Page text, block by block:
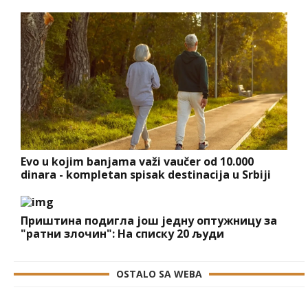
Evo u kojim banjama važi vaučer od 10.000
dinara - kompletan spisak destinacija u Srbiji
Приштина подигла још једну оптужницу за
"ратни злочин": На списку 20 људи
OSTALO SA WEBA